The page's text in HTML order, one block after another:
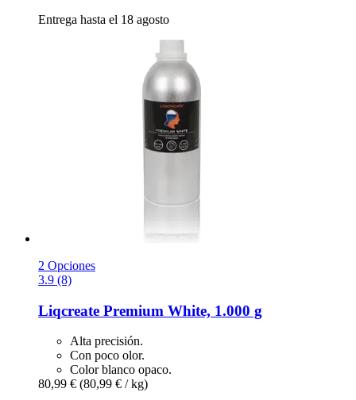
Entrega hasta el 18 agosto
2 Opciones
3.9 (8)
Liqcreate Premium White, 1.000 g
Alta precisión.
Con poco olor.
Color blanco opaco.
80,99 € (80,99 € / kg)